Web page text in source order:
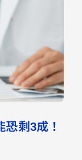
剩3成！